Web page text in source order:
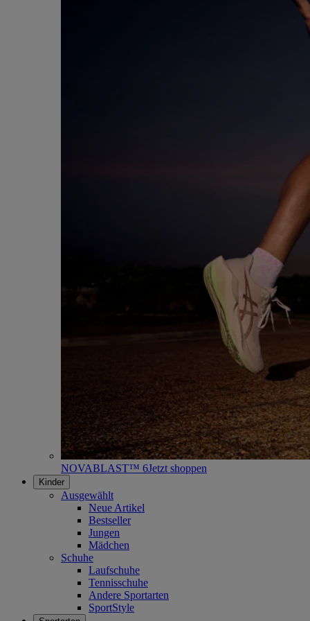
NOVABLAST™ 6Jetzt shoppen
Kinder
Ausgewählt
Neue Artikel
Bestseller
Jungen
Mädchen
Schuhe
Laufschuhe
Tennisschuhe
Andere Sportarten
SportStyle